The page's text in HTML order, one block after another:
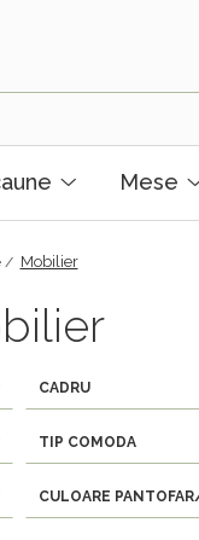
Mese
/ Mobilier
CADRU
TIP COMODA